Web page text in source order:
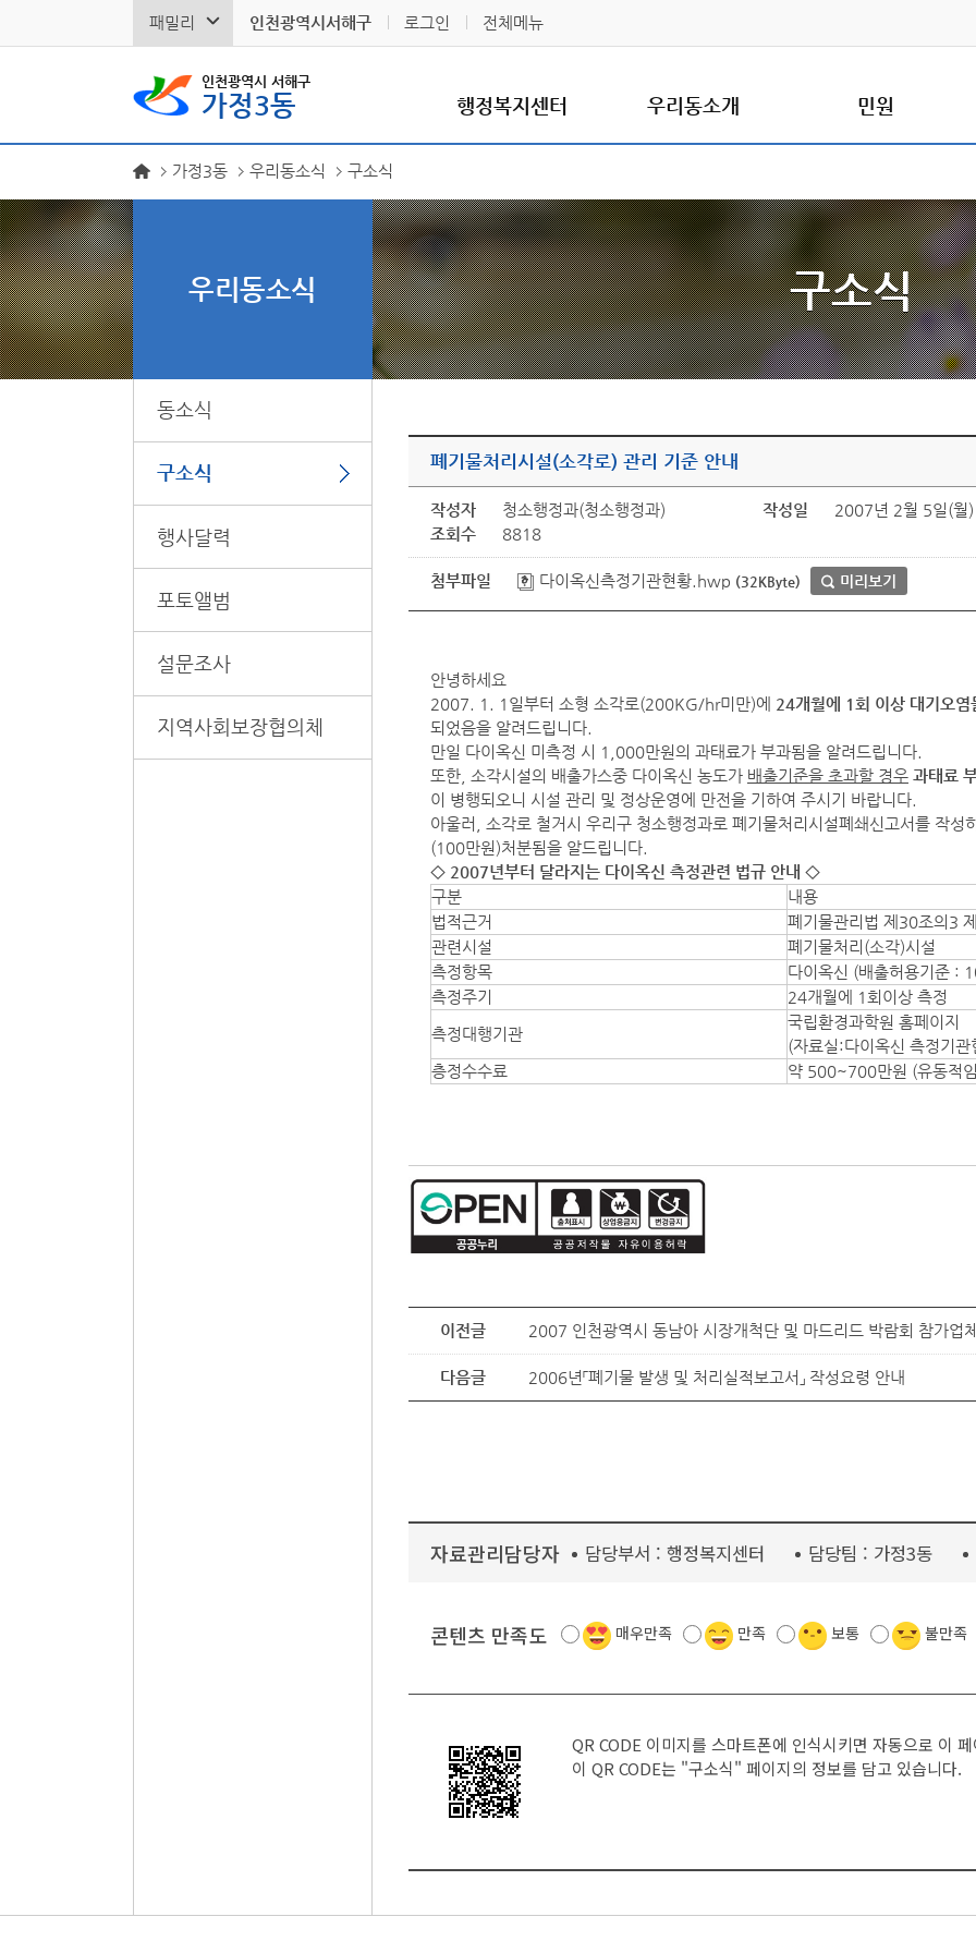
패밀리 인천광역시서해구 로그인 전체메뉴
인천광역시 서해구
가정3동 행정복지센터 우리동소개 민원
우리동소식
동소식
구소식
행사달력
포토앨범
설문조사
지역사회보장협의체
가정3동 우리동소식 구소식
구소식
폐기물처리시설(소각로) 관리 기준 안내
작성자 청소행정과(청소행정과) 작성일
2007년 2월 5일(
조회수
8818
첨부파일 다이옥신측정기관현황.hwp (32KByte) 미리보기
안녕하세요
2007. 1. 1일부터 소형 소각로(200KG/hr미만)에 24개월에 1회 이상 대기오염
되었음을 알려드립니다.
만일 다이옥신 미측정 시 1,000만원의 과태료가 부과됨을 알려드립니다.
또한, 소각시설의 배출가스중 다이옥신 농도가 배출기준을 초과할 경우 과태료
이 병행되오니 시설 관리 및 정상운영에 만전을 기하여 주시기 바랍니다.
아울러, 소각로 철거시 우리구 청소행정과로 폐기물처리시설폐쇄신고서를 작성
(100만원)처분됨을 알드립니다.
◇ 2007년부터 달라지는 다이옥신 측정관련 법규 안내 ◇
구분
내용
법적근거
폐기물관리법 제30조의3
관련시설
폐기물처리(소각)시설
측정항목
다이옥신 (배출허용기준 :
측정주기
24개월에 1회이상 측정
측정대행기관
국립환경과학원 홈페이지
(자료실:다이옥신 측정기관
층정수수료
약 500~700만원 (유동적
이전글 2007 인천광역시 동남아 시장개척단 및 마드리드 박람회 참가업
다음글 2006년「폐기물 발생 및 처리실적보고서」 작성요령 안내
자료관리담당자 담당부서 : 행정복지센터 담당팀 : 가정3동
콘텐츠 만족도 매우만족 만족 보통 불만족
QR CODE 이미지를 스마트폰에 인식시키면 자동으로 이
이 QR CODE는 "구소식" 페이지의 정보를 담고 있습니다.